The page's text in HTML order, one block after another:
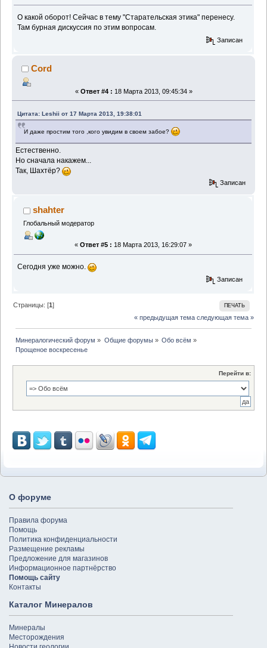
О какой оборот! Сейчас в тему "Старательская этика" перенесу.
Там бурная дискуссия по этим вопросам.
Записан
Cord
« Ответ #4 : 18 Марта 2013, 09:45:34 »
Цитата: Leshii от 17 Марта 2013, 19:38:01
И даже простим того ,кого увидим в своем забое?
Естественно.
Но сначала накажем...
Так, Шахтёр?
Записан
shahter
Глобальный модератор
« Ответ #5 : 18 Марта 2013, 16:29:07 »
Сегодня уже можно.
Записан
ПЕЧАТЬ
Страницы: [1]
« предыдущая тема следующая тема »
Минералогический форум » Общие форумы» Обо всём »
Прощеное воскресенье
Перейти в:
О форуме
Правила форума
Помощь
Политика конфиденциальности
Размещение рекламы
Предложение для магазинов
Информационное партнёрство
Помощь сайту
Контакты
Каталог Минералов
Минералы
Месторождения